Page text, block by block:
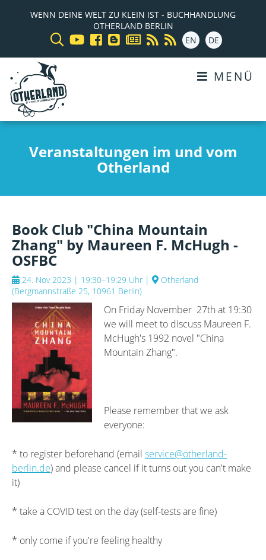
WENN DEINE WELT ZU KLEIN IST - BUCHHANDLUNG
OTHERLAND BERLIN
EN
DE
MENÜ
Veranstaltungen im und vom
Otherland
Book Club "China Mountain
Zhang" by Maureen F. McHugh -
OSFBC
24. Nov 2023 | 19:30–19:29 Uhr |
Otherland
(Bergmannstraße 25, 10961 Berlin)
On Friday November 27th at 19:30
we will meet to discuss Maureen F.
McHugh's 1992 novel "China
Mountain Zhang".
Please remember that we ask
everyone:
* to register beforehand (email service@otherland-
berlin.de) and please cancel if it turns out you can't make
it)
* take a COVID test on the day (self-tests are fine)
* only come if you're feeling healthy